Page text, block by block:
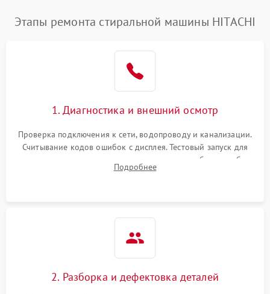
2200 ₽ Подробнее →
Этапы ремонта стиральной машины HITACHI
1. Диагностика и внешний осмотр
Проверка подключения к сети, водопроводу и канализации.
Считывание кодов ошибок с дисплея. Тестовый запуск для
выявления посторонних шумов, протечек или сбоев в работе
электронного модуля управления.
Подробнее
2. Разборка и дефектовка деталей